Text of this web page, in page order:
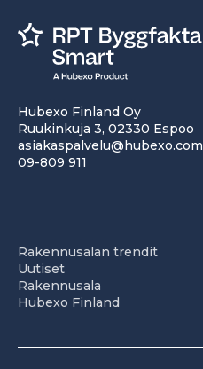
Hubexo Finland Oy
Ruukinkuja 3, 02330 Espoo
asiakaspalvelu@hubexo.com
09-809 911
Rakennusalan trendit
Uutiset
Rakennusala
Hubexo Finland